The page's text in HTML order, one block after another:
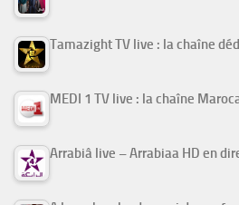
Tamazight TV live : la chaîne
MEDI 1 TV live : la chaîne
Arrabiâ live – Arrabiaa HD en